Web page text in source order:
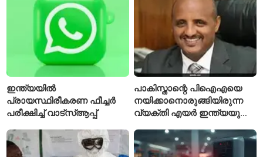
പ്രവേശിപ്പിച്ചു
ഇന്ത്യയിൽ
പ്രായസ്ഥിരീകരണ ഫീച്ചർ
പരീക്ഷിച്ച് വാട്‌സ്ആപ്പ്
പാകിസ്താന്റെ പിഐഎയെ
നയിക്കാനൊരുങ്ങിയിരുന്ന
വ്യക്തി എയർ ഇന്ത്യയുടെ